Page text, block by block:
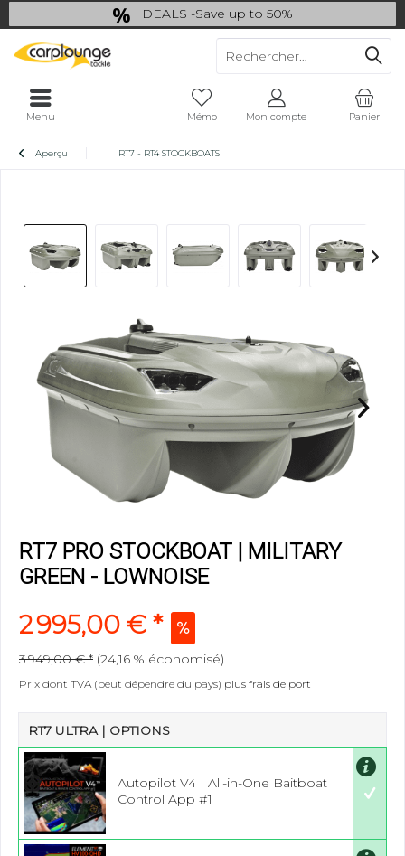
DEALS -Save up to 50%
last Chance: ... if gone then gone
Panier
Mémo Mon compte
Menu
Aperçu RT7 - RT4 STOCKBOATS
RT7 PRO STOCKBOAT | MILITARY
GREEN - LOWNOISE
2 995,00 € *
3 949,00 € * (24,16 % économisé)
Prix dont TVA (peut dépendre du pays) plus frais de port
RT7 ULTRA | OPTIONS
Autopilot V4 | All-in-One Baitboat
Control App #1